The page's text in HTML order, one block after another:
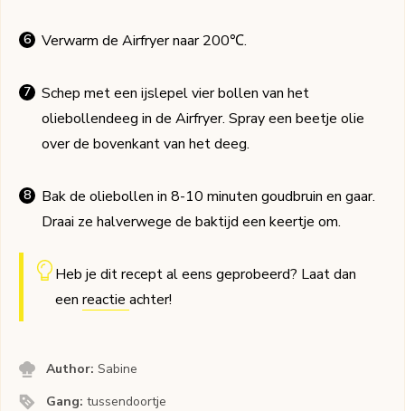
Verwarm de Airfryer naar 200℃.
Schep met een ijslepel vier bollen van het
oliebollendeeg in de Airfryer. Spray een beetje olie
over de bovenkant van het deeg.
Bak de oliebollen in 8-10 minuten goudbruin en gaar.
Draai ze halverwege de baktijd een keertje om.
Heb je dit recept al eens geprobeerd? Laat dan
een reactie achter!
Author:Sabine
Gang:tussendoortje